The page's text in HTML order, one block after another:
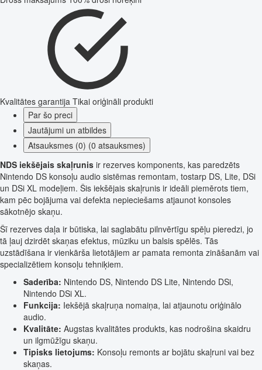
Kvalitātes garantija Tikai oriģināli produkti
Par šo preci
Jautājumi un atbildes
Atsauksmes (0) (0 atsauksmes)
NDS iekšējais skaļrunis ir rezerves komponents, kas paredzēts
Nintendo DS konsoļu audio sistēmas remontam, tostarp DS, Lite, DSi
un DSi XL modeļiem. Šis iekšējais skaļrunis ir ideāli piemērots tiem,
kam pēc bojājuma vai defekta nepieciešams atjaunot konsoles
sākotnējo skaņu.
Šī rezerves daļa ir būtiska, lai saglabātu pilnvērtīgu spēļu pieredzi, jo
tā ļauj dzirdēt skaņas efektus, mūziku un balsis spēlēs. Tās
uzstādīšana ir vienkārša lietotājiem ar pamata remonta zināšanām vai
specializētiem konsoļu tehniķiem.
Saderība: Nintendo DS, Nintendo DS Lite, Nintendo DSi,
Nintendo DSi XL.
Funkcija: Iekšējā skaļruņa nomaiņa, lai atjaunotu oriģinālo
audio.
Kvalitāte: Augstas kvalitātes produkts, kas nodrošina skaidru
un ilgmūžīgu skaņu.
Tipisks lietojums: Konsoļu remonts ar bojātu skaļruni vai bez
skaņas.